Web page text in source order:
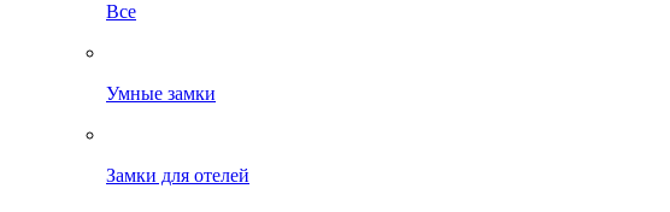
Все
Умные замки
Замки для отелей